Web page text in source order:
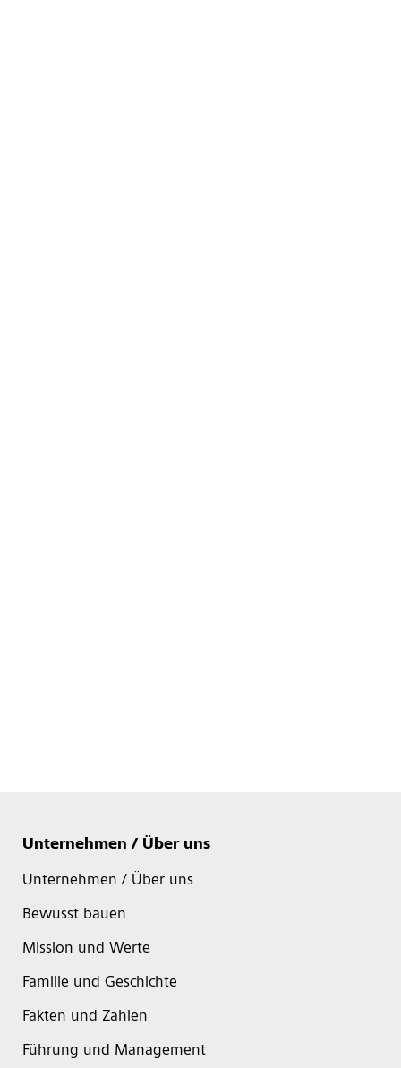
Unternehmen / Über uns
Unternehmen / Über uns
Bewusst bauen
Mission und Werte
Familie und Geschichte
Fakten und Zahlen
Führung und Management